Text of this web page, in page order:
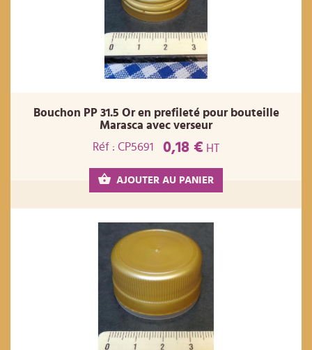
Bouchon PP 31.5 Or en prefileté pour bouteille
Marasca avec verseur
Réf : CP5691
0,18 € HT
AJOUTER AU PANIER